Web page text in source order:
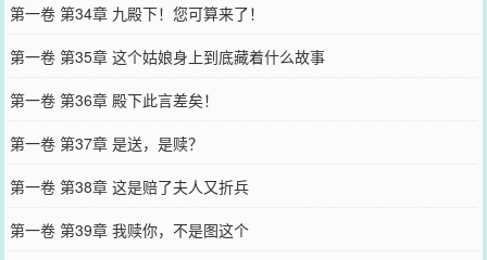
第一卷 第34章 九殿下！您可算来了！
第一卷 第35章 这个姑娘身上到底藏着什么故事
第一卷 第36章 殿下此言差矣！
第一卷 第37章 是送，是赎？
第一卷 第38章 这是赔了夫人又折兵
第一卷 第39章 我赎你，不是图这个